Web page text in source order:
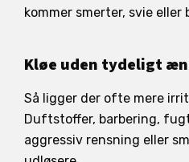
kommer smerter, svie eller
Kløe uden tydeligt
Så ligger der ofte mere
Duftstoffer, barbering,
aggressiv rensning eller